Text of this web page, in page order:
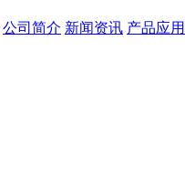
公司简介 新闻资讯 产品应用